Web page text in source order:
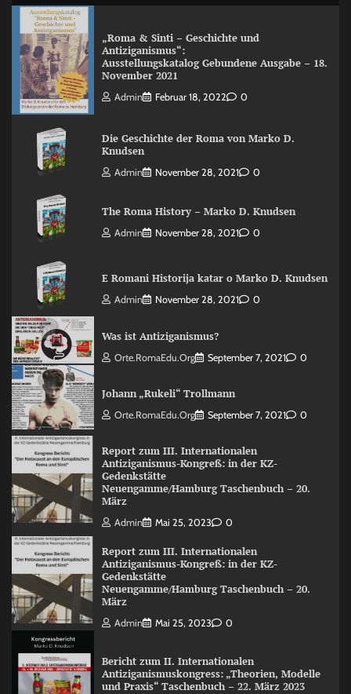
„Roma & Sinti – Geschichte und
Antiziganismus“:
Ausstellungskatalog Gebundene Ausgabe – 18.
November 2021
Admin Februar 18, 2022 0
Die Geschichte der Roma von Marko D.
Knudsen
Admin November 28, 2021 0
The Roma History – Marko D. Knudsen
Admin November 28, 2021 0
E Romani Historija katar o Marko D. Knudsen
Admin November 28, 2021 0
Was ist Antiziganismus?
Orte.RomaEdu.org September 7, 2021 0
Johann „Rukeli“ Trollmann
Orte.RomaEdu.org September 7, 2021 0
Report zum III. Internationalen
Antiziganismus-Kongreß: in der KZ-
Gedenkstätte
Neuengamme/Hamburg Taschenbuch – 20.
März
Admin Mai 25, 2023 0
Report zum III. Internationalen
Antiziganismus-Kongreß: in der KZ-
Gedenkstätte
Neuengamme/Hamburg Taschenbuch – 20.
März
Admin Mai 25, 2023 0
Bericht zum II. Internationalen
Antiziganismuskongress: „Theorien, Modelle
und Praxis“ Taschenbuch – 22. März 2023